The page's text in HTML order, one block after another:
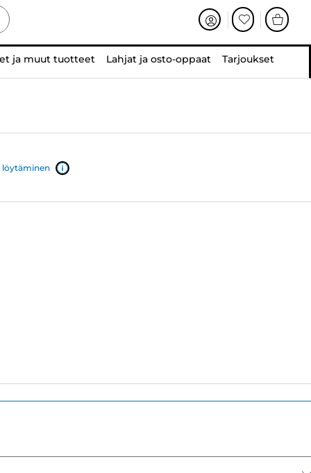
ja muut tuotteet Lahjat ja osto-oppaat Tarjoukset
löytäminen